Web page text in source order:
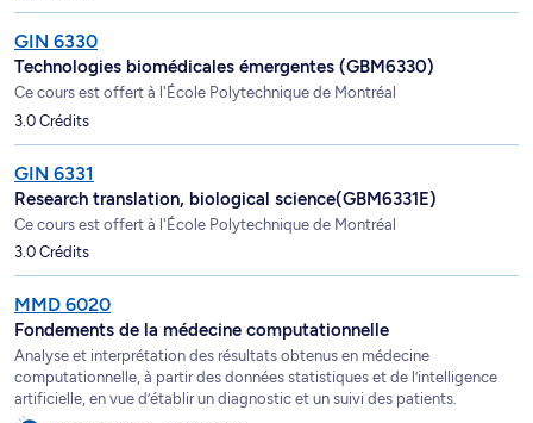
GIN 6330
Technologies biomédicales émergentes (GBM6330)
Ce cours est offert à l'École Polytechnique de Montréal
3.0 Crédits
GIN 6331
Research translation, biological science(GBM6331E)
Ce cours est offert à l'École Polytechnique de Montréal
3.0 Crédits
MMD 6020
Fondements de la médecine computationnelle
Analyse et interprétation des résultats obtenus en médecine
computationnelle, à partir des données statistiques et de l’intelligence
artificielle, en vue d’établir un diagnostic et un suivi des patients.